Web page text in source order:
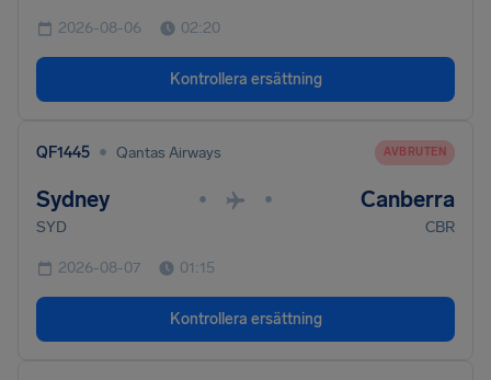
2026-08-06 02:20
Kontrollera ersättning
QF1445 • Qantas Airways AVBRUTEN
Sydney • • Canberra
SYD CBR
2026-08-07 01:15
Kontrollera ersättning